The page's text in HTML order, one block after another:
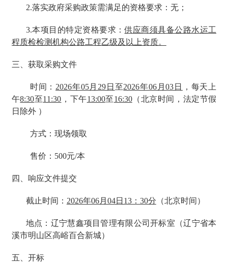
2.落实政府采购政策需满足的资格要求：无；
3.本项目的特定资格要求：供应商须具备公路水运工
程质检检测机构公路工程乙级及以上资质。
三、获取采购文件
时间： 2026年05月29日 至2026年06月03日
，每天上
午8:30至11:30 ，下午13:00至16:30（北京时间，法定节假
日除外 ）
方式：现场领取
售价：500元/本
四、响应文件提交
截止时间： 2026年06月04日13：30分 （北京时间）
地点：辽宁慧鑫项目管理有限公司开标室（辽宁省本
溪市明山区高峪百合新城）
五、开标